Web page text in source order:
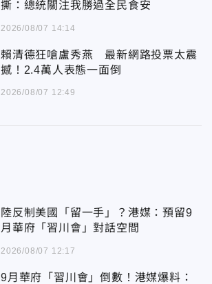
撕：總統關注我勝過全民食安
2026/08/07 14:14
賴清德狂嗆盧秀燕 最新網路投票太震
撼！2.4萬人表態一面倒
2026/08/07 12:49
陸反制美國「留一手」？港媒：預留9
月華府「習川會」對話空間
2026/08/07 12:17
9月華府「習川會」倒數！港媒爆料：